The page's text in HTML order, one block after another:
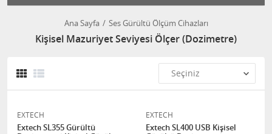
Ana Sayfa Ses Gürültü Ölçüm Cihazları
Kişisel Mazuriyet Seviyesi Ölçer (Dozimetre)
EXTECH
Extech SL355 Gürültü
EXTECH
Extech SL400 USB Kişisel